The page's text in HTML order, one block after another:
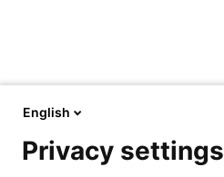
English
Privacy settings